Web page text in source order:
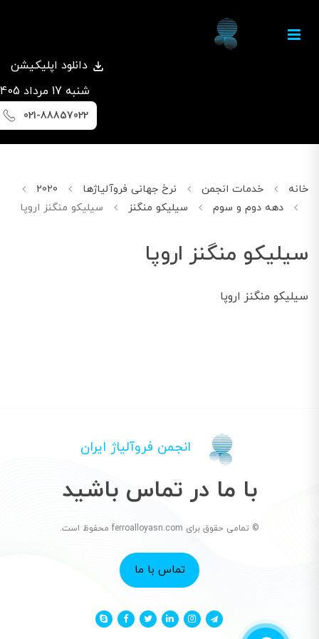
دانلود اپلیکیشن
شنبه 17 مرداد 1405
021-88857022
خانه خدمات انجمن نرخ جهانی فروآلیاژها 2020
دهه دوم و سوم
سیلیکو منگنز سیلیکو منگنز اروپا
سیلیکو منگنز اروپا
سیلیکو منگنز اروپا
انجمن فروآلیاژ ایران
با ما در تماس باشید
© تمامی حقوق برای ferroalloyasn.com محفوظ است.
تماس با ما